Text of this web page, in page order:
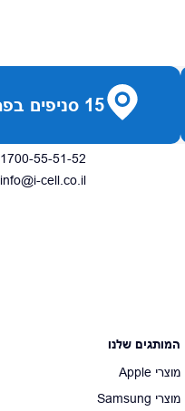
15 סניפים בפריסה ארצית
1700-55-51-52
info@i-cell.co.il
המותגים שלנו
מוצרי Apple
מוצרי Samsung